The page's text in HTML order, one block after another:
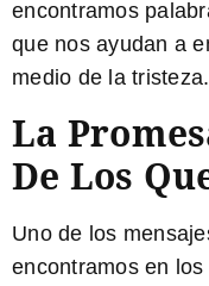
encontramos
que nos ayudan a
medio de la tristeza.
La
De Los
Uno de los
encontramos en